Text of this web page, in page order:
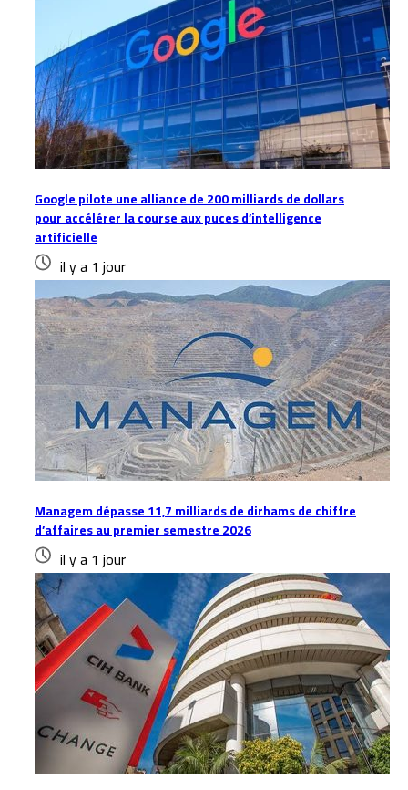
Google pilote une alliance de 200 milliards de dollars
pour accélérer la course aux puces d’intelligence
artificielle
il y a 1 jour
Managem dépasse 11,7 milliards de dirhams de chiffre
d’affaires au premier semestre 2026
il y a 1 jour